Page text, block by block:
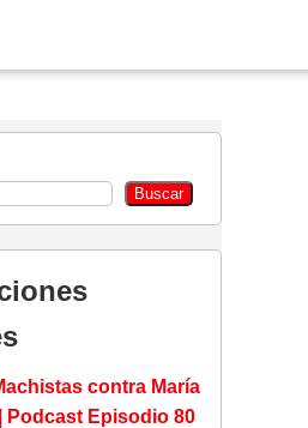
Buscar
contra María
Podcast Episodio 80